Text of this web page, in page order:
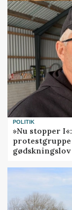
POLITIK
»Nu stopper
gødskningslov